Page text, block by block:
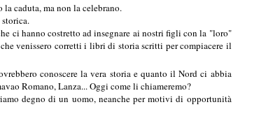
la caduta, ma non la celebrano.
ci hanno costretto ad insegnare ai nostri figli con la "loro"
venissero corretti i libri di storia scritti per compiacere il
conoscere la vera storia e quanto il Nord ci abbia
Romano, Lanza... Oggi come li chiameremo?
degno di un uomo, neanche per motivi di opportunità